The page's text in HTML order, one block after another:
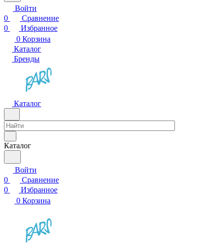
Войти
0
Сравнение
0
Избранное
0 Корзина
Каталог
Бренды
Каталог
Каталог
Войти
0
Сравнение
0
Избранное
0 Корзина